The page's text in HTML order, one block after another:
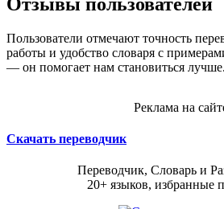
Пользователи отмечают точность
работы и удобство словаря с
— он помогает нам становиться лучше.